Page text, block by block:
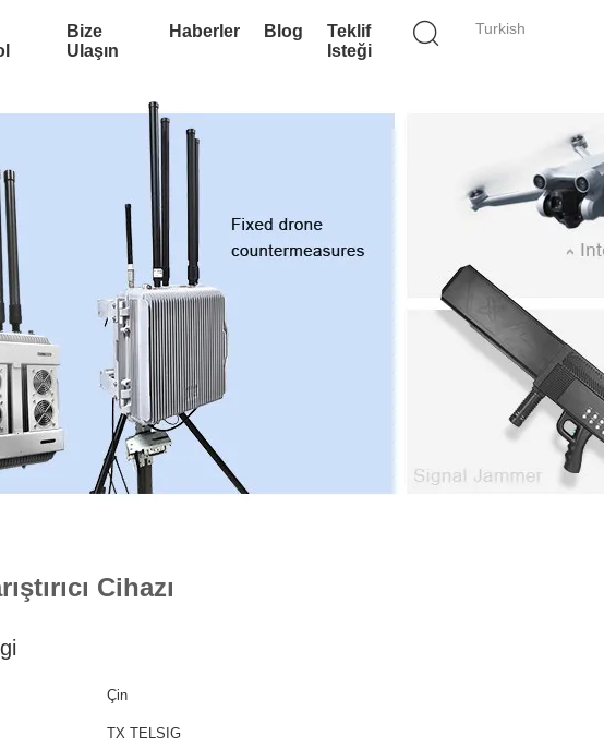
Turkish
Bize
Ulaşın
Haberler Blog
Teklif
Isteği
Cihazı
Çin
TX TELSIG